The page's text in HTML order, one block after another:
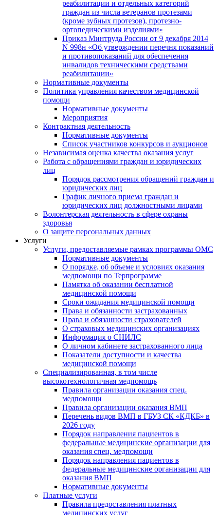
реабилитации и отдельных категорий
граждан из числа ветеранов протезами
(кроме зубных протезов), протезно-
ортопедическими изделиями»
Приказ Минтруда России от 9 декабря 2014
N 998н «Об утверждении перечня показаний
и противопоказаний для обеспечения
инвалидов техническими средствами
реабилитации»
Нормативные документы
Политика управления качеством медицинской
помощи
Нормативные документы
Мероприятия
Контрактная деятельность
Нормативные документы
Список участников конкурсов и аукционов
Независимая оценка качества оказания услуг
Работа с обращениями граждан и юридических
лиц
Порядок рассмотрения обращений граждан и
юридических лиц
График личного приема граждан и
юридических лиц должностными лицами
Волонтерская деятельность в сфере охраны
здоровья
О защите персональных данных
Услуги
Услуги, предоставляемые рамках программы ОМС
Нормативные документы
О порядке, об объеме и условиях оказания
медпомощи по Терпрограмме
Памятка об оказании бесплатной
медицинской помощи
Сроки ожидания медицинской помощи
Права и обязанности застрахованных
Права и обязанности страхователей
О страховых медицинских организациях
Информация о СНИЛС
О личном кабинете застрахованного лица
Показатели доступности и качества
медицинской помощи
Специализированная, в том числе
высокотехнологичная медпомощь
Правила организации оказания спец.
медпомощи
Правила организации оказания ВМП
Перечень видов ВМП в ГБУЗ СК «КДКБ» в
2026 году
Порядок направления пациентов в
федеральные медицинские организации для
оказания спец. медпомощи
Порядок направления пациентов в
федеральные медицинские организации для
оказания ВМП
Нормативные документы
Платные услуги
Правила предоставления платных
медицинских услуг